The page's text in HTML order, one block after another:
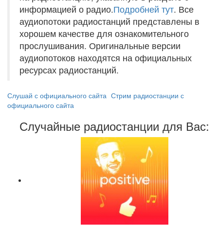
информацией о радио.Подробней тут. Все
аудиопотоки радиостанций представлены в
хорошем качестве для ознакомительного
прослушивания. Оригинальные версии
аудиопотоков находятся на официальных
ресурсах радиостанций.
Слушай с официального сайта Стрим радиостанции с
официального сайта
Случайные радиостанции для Вас: